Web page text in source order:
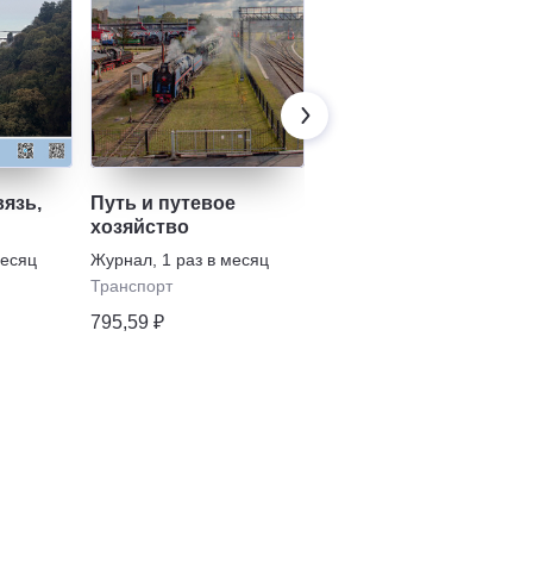
Путь и путевое
хозяйство
Журнал 1 раз в месяц
Транспорт
795,59 ₽